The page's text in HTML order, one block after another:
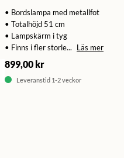
• Bordslampa med metallfot
• Totalhöjd 51 cm
• Lampskärm i tyg
• Finns i fler storle...
Läs mer
899,00 kr
Leveranstid 1-2 veckor